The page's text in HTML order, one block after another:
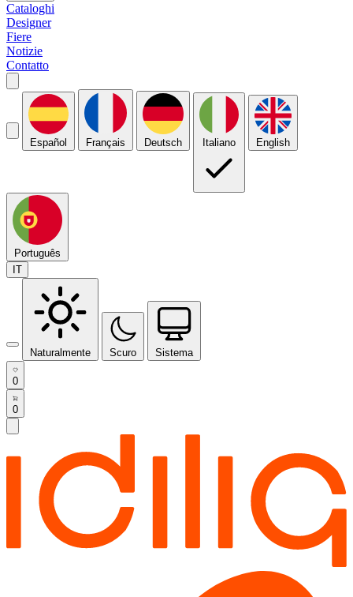
Cataloghi
Designer
Fiere
Notizie
Contatto
Español Français Deutsch Italiano English
Português
IT
Naturalmente Scuro Sistema
0
0